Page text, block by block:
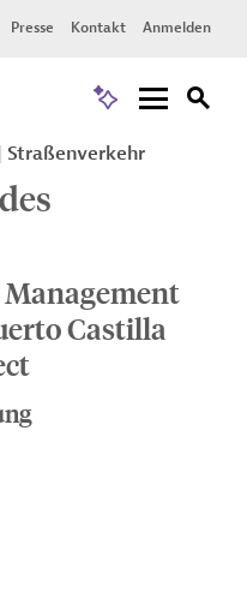
Presse Kontakt Anmelden
Straßenverkehr
Castilla